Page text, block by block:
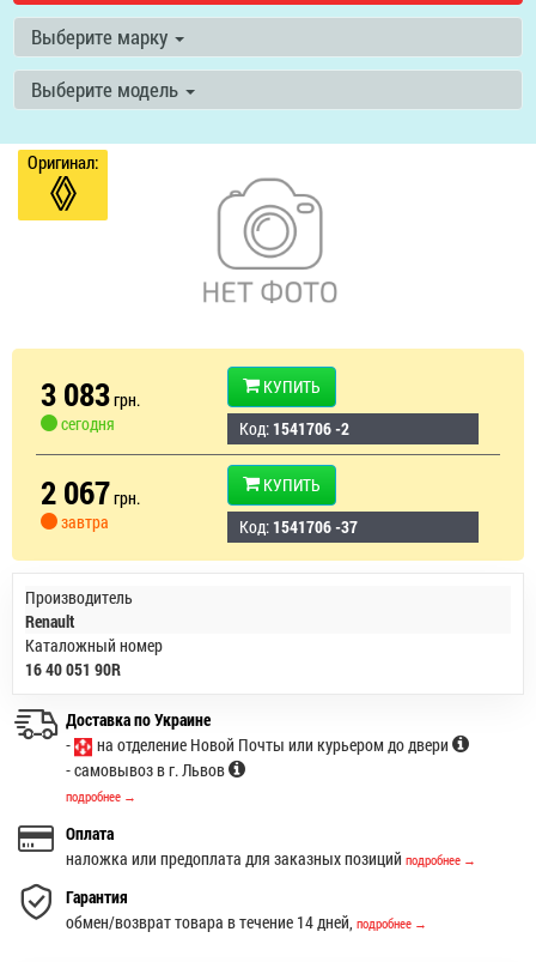
Выберите марку
Выберите модель
Оригинал:
3 083грн.
сегодня
КУПИТЬ
Код: 1541706 -2
2 067грн.
завтра
КУПИТЬ
Код: 1541706 -37
Производитель
Renault
Каталожный номер
16 40 051 90R
Доставка по Украине
-
на отделение Новой Почты или курьером до двери
- самовывоз в г. Львов
подробнее →
Оплата
наложка или предоплата для заказных позиций подробнее →
Гарантия
обмен/возврат товара в течение 14 дней, подробнее →